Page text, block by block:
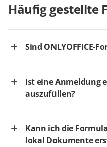
Häufig gestellte
Sind ONLYOFFICE-
Ist eine Anmeldung
auszufüllen?
Kann ich die
lokal Dokumente